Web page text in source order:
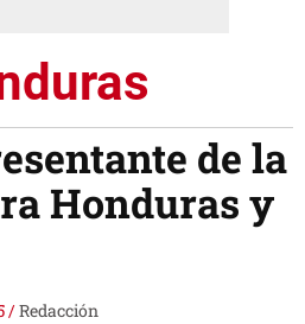
de la
Honduras y
/Redacción